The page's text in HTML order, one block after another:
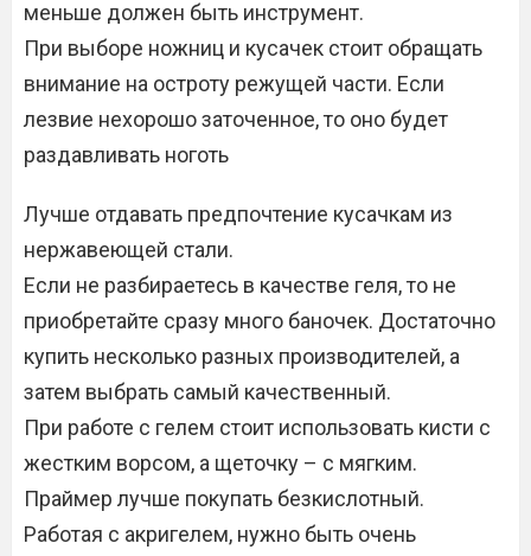
меньше должен быть инструмент.
При выборе ножниц и кусачек стоит обращать
внимание на остроту режущей части. Если
лезвие нехорошо заточенное, то оно будет
раздавливать ноготь
Лучше отдавать предпочтение кусачкам из
нержавеющей стали.
Если не разбираетесь в качестве геля, то не
приобретайте сразу много баночек. Достаточно
купить несколько разных производителей, а
затем выбрать самый качественный.
При работе с гелем стоит использовать кисти с
жестким ворсом, а щеточку – с мягким.
Праймер лучше покупать безкислотный.
Работая с акригелем, нужно быть очень